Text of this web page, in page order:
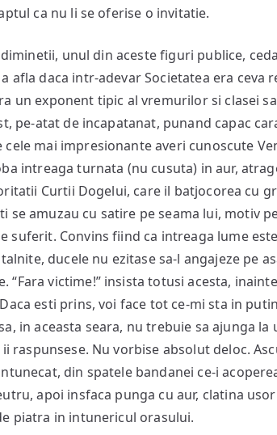
ca nu li se oferise o invitatie.
unul din aceste figuri publice,
afla daca intr-adevar Societatea era ceva
un exponent tipic al vremurilor si clasei
pe-atat de incapatanat, punand capac
mai impresionante averi cunoscute
intreaga turnata (nu cusuta) in aur,
Curtii Dogelui, care il batjocorea cu
se amuzau cu satire pe seama lui, motiv
suferit. Convins fiind ca intreaga lume
ducele nu ezitase sa-l angajeze pe
“Fara victime!” insista totusi acesta,
esti prins, voi face tot ce-mi sta in
in aceasta seara, nu trebuie sa ajunga la
raspunsese. Nu vorbise absolut deloc.
din spatele bandanei ce-i
apoi insfaca punga cu aur, clatina
piatra in intunericul orasului.